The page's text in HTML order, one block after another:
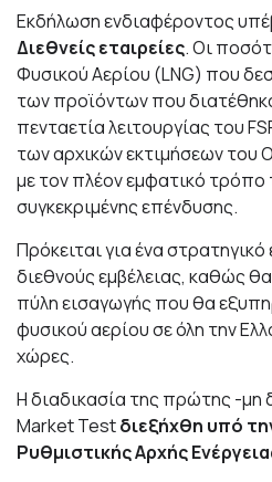
Εκδήλωση ενδιαφέροντος
Διεθνείς εταιρείες. Οι
Φυσικού Αερίου (LNG) που
των προϊόντων που
πενταετία λειτουργίας του
των αρχικών εκτιμήσεων του
με τον πλέον εμφατικό τρόπο
συγκεκριμένης επένδυσης.
Πρόκειται για ένα στρατηγικό
διεθνούς εμβέλειας, καθώς
πύλη εισαγωγής που θα
φυσικού αερίου σε όλη την
χώρες.
Η διαδικασία της πρώτης -μη
Market Testδιεξήχθη υπό
Ρυθμιστικής Αρχής